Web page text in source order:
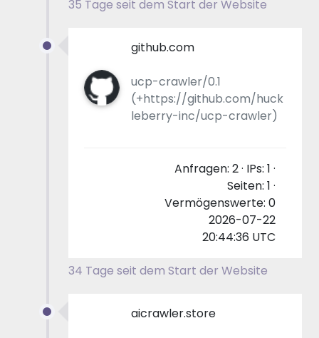
35 Tage seit dem Start der Website
github.com
ucp-crawler/0.1
(+https://github.com/huck
leberry-inc/ucp-crawler)
Anfragen: 2 · IPs: 1 ·
Seiten: 1 ·
Vermögenswerte: 0
2026-07-22
20:44:36 UTC
34 Tage seit dem Start der Website
aicrawler.store